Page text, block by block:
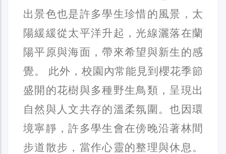
出景色也是許多學生珍惜的風景，太
陽緩緩從太平洋升起，光線灑落在蘭
陽平原與海面，帶來希望與新生的感
覺。 此外，校園內常能見到櫻花季節
盛開的花樹與多種野生鳥類，呈現出
自然與人文共存的溫柔氛圍。也因環
境寧靜，許多學生會在傍晚沿著林間
步道散步，當作心靈的整理與休息。